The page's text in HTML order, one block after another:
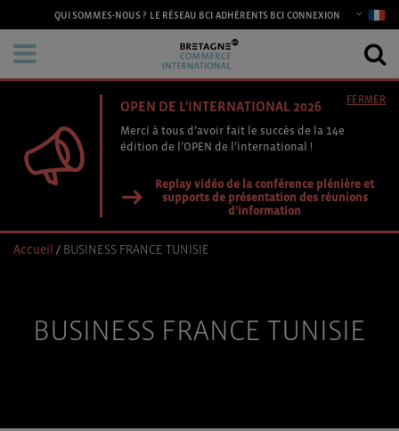
QUI SOMMES-NOUS ? LE RÉSEAU BCI ADHÉRENTS BCI CONNEXION
OPEN DE L'INTERNATIONAL 2026
Merci à tous d’avoir fait le succès de la 14e
édition de l’OPEN de l’international !
Replay vidéo de la conférence plénière et
supports de présentation des réunions
d'information
FERMER
Accueil / BUSINESS FRANCE TUNISIE
BUSINESS FRANCE TUNISIE